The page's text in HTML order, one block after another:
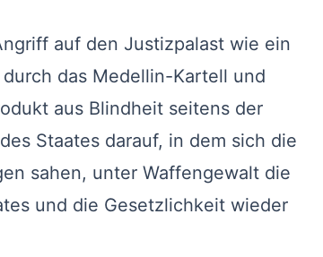
auf den Justizpalast wie ein
das Medellin-Kartell und
aus Blindheit seitens der
Staates darauf, in dem sich die
sahen, unter Waffengewalt die
und die Gesetzlichkeit wieder